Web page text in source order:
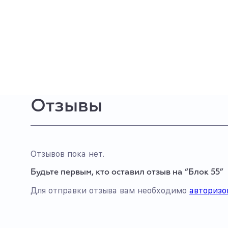
Отзывы
Отзывов пока нет.
Будьте первым, кто оставил отзыв на “Блок 55”
Для отправки отзыва вам необходимо